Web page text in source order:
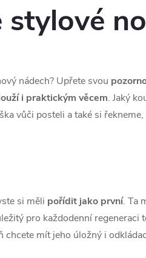
nádech? Upřete svou
i praktickým věcem. Jaký
vůči posteli a také si
si měli pořídit jako první. Ta
pro každodenní regeneraci
mít jeho úložný i